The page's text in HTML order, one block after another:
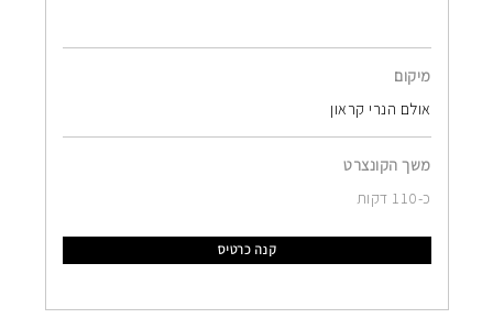
מיקום
אולם הנרי קראון
משך הקונצרט
כ-110 דקות
קנה כרטיס